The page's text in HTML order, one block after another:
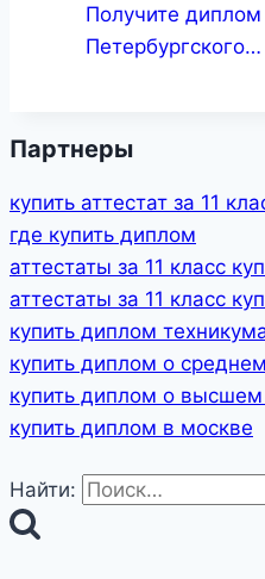
Получите
Петербургского…
Партнеры
купить аттестат за 11
где купить диплом
аттестаты за 11 класс
аттестаты за 11 класс
купить диплом
купить диплом о
купить диплом о высшем
купить диплом в москве
Найти: